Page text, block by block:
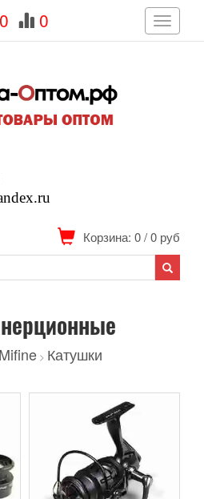
0 0
Toggle
Корзина: 0/0 руб
> Катушки